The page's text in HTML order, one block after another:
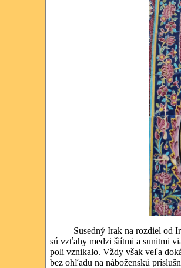
Susedný Irak na rozdiel od
sú vzťahy medzi šiítmi a sunitmi
poli vznikalo. Vždy však veľa
bez ohľadu na náboženskú